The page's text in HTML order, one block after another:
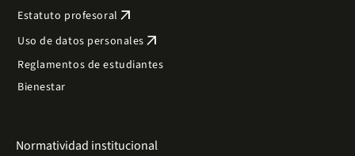
Estatuto profesoral arrow_outward
Uso de datos personales arrow_outward
Reglamentos de estudiantes
Bienestar
Normatividad institucional